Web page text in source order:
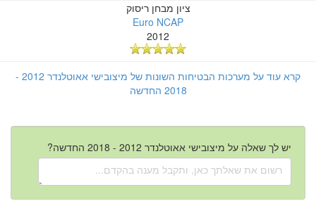
ציון מבחן ריסוק
Euro NCAP
2012
קרא עוד על מערכות הבטיחות השונות של מיצובישי אאוטלנדר 2012 -
2018 החדשה
יש לך שאלה על מיצובישי אאוטלנדר 2012 - 2018 החדשה?